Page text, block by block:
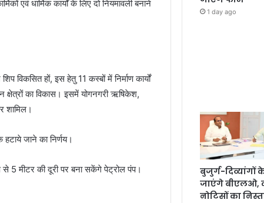
एवं धार्मिक कार्यों के लिए दो नियमावली बनाने
हों, इस हेतु 11 कस्बों में निर्माण कार्यों
क्षेत्रों का विकास। इसमें योगनगरी ऋषिकेश,
शामिल।
जाने का निर्णय।
5 मीटर की दूरी पर बना सकेंगे पेट्रोल पंप।
1 day ago
बुजुर्ग-दिव्यांगों
जाएंगे बीएलओ,
नोटिसों का